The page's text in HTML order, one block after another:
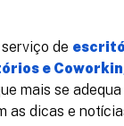
de
e
mais se
as dicas e